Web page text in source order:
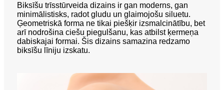
Biksīšu trīsstūrveida dizains ir gan moderns, gan
minimālistisks, radot gludu un glaimojošu siluetu.
Ģeometriskā forma ne tikai piešķir izsmalcinātību, bet
arī nodrošina ciešu piegulšanu, kas atbilst ķermeņa
dabiskajai formai. Šis dizains samazina redzamo
biksīšu līniju izskatu.